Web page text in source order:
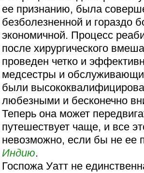
ее признанию, была
безболезненной и гораздо
экономичной. Процесс
после хирургического
проведен четко и
медсестры и
были
любезными и бесконечно
Теперь она может
путешествует чаще, и все
невозможно, если бы не ее
Индию.
Госпожа Уатт не